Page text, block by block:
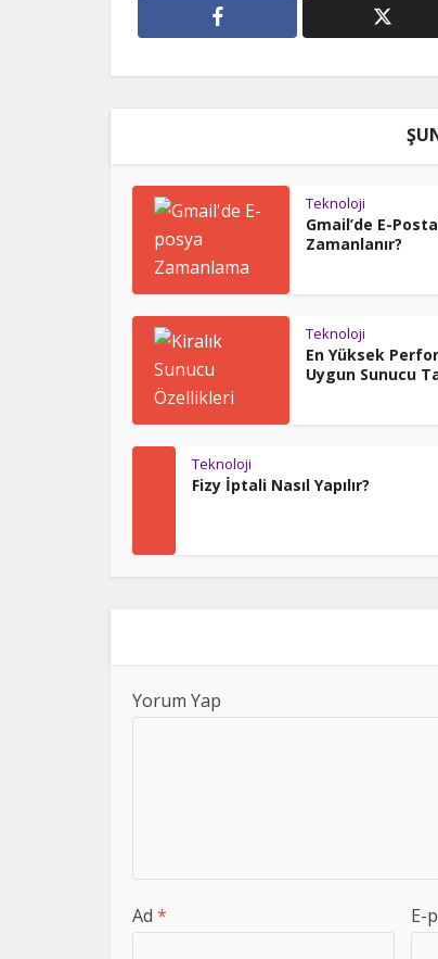
Teknoloji
Gmail’de E-
Zamanlanır?
Teknoloji
En Yüksek
Uygun Sunucu
Teknoloji
Fizy İptali Nasıl Yapılır?
Yorum Yap
Ad * E-